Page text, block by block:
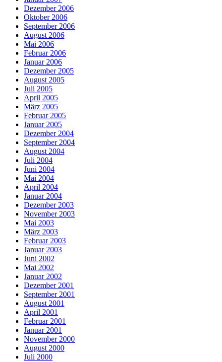
Dezember 2006
Oktober 2006
September 2006
August 2006
Mai 2006
Februar 2006
Januar 2006
Dezember 2005
August 2005
Juli 2005
April 2005
März 2005
Februar 2005
Januar 2005
Dezember 2004
September 2004
August 2004
Juli 2004
Juni 2004
Mai 2004
April 2004
Januar 2004
Dezember 2003
November 2003
Mai 2003
März 2003
Februar 2003
Januar 2003
Juni 2002
Mai 2002
Januar 2002
Dezember 2001
September 2001
August 2001
April 2001
Februar 2001
Januar 2001
November 2000
August 2000
Juli 2000